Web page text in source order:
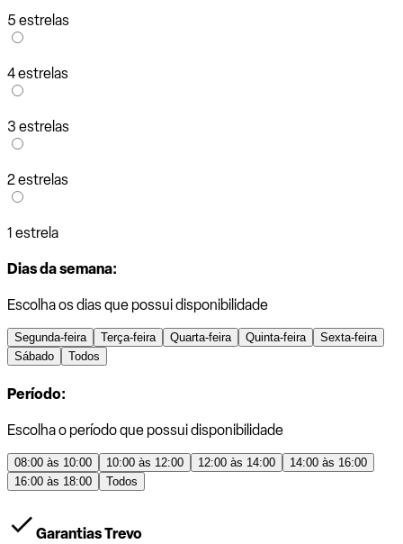
5 estrelas
4 estrelas
3 estrelas
2 estrelas
1 estrela
Dias da semana:
Escolha os dias que possui disponibilidade
Segunda-feira Terça-feira Quarta-feira Quinta-feira
Sexta-feira
Sábado
Todos
Período:
Escolha o período que possui disponibilidade
08:00 às 10:00 10:00 às 12:00 12:00 às 14:00
14:00 às 16:00
16:00 às 18:00
Todos
Garantias Trevo